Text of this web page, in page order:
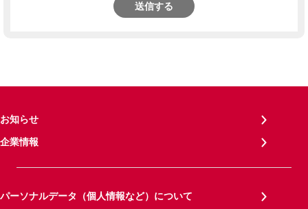
送信する
お知らせ
企業情報
パーソナルデータ（個人情報など）について